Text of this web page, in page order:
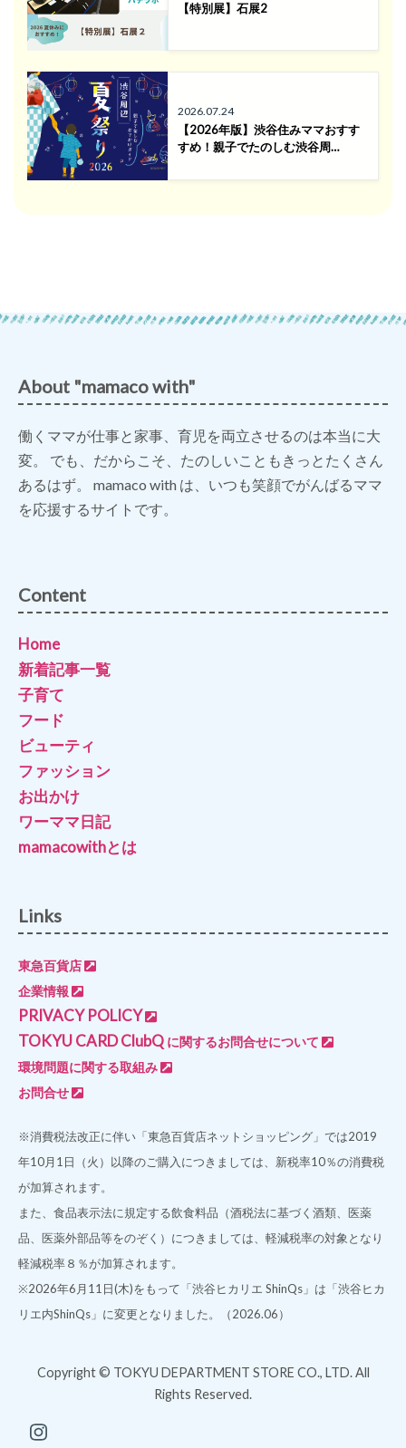
【特別展】石展2
2026.07.24
【2026年版】渋谷住みママおすす
すめ！親子でたのしむ渋谷周…
About "mamaco with"
働くママが仕事と家事、育児を両立させるのは本当に大
変。 でも、だからこそ、たのしいこともきっとたくさん
あるはず。 mamaco with は、いつも笑顔でがんばるママ
を応援するサイトです。
Content
Home
新着記事一覧
子育て
フード
ビューティ
ファッション
お出かけ
ワーママ日記
mamacowithとは
Links
東急百貨店
企業情報
PRIVACY POLICY
TOKYU CARD ClubQ に関するお問合せについて
環境問題に関する取組み
お問合せ
※消費税法改正に伴い「東急百貨店ネットショッピング」では2019
年10月1日（火）以降のご購入につきましては、新税率10％の消費税
が加算されます。
また、食品表示法に規定する飲食料品（酒税法に基づく酒類、医薬
品、医薬外部品等をのぞく）につきましては、軽減税率の対象となり
軽減税率８％が加算されます。
※2026年6月11日(木)をもって「渋谷ヒカリエ ShinQs」は「渋谷ヒカ
リエ内ShinQs」に変更となりました。（2026.06）
Copyright © TOKYU DEPARTMENT STORE CO., LTD. All
Rights Reserved.